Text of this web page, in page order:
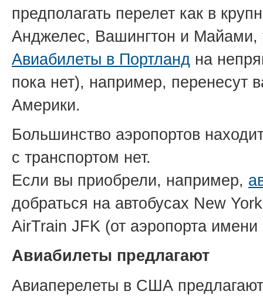
предполагать перелет как в
Анджелес, Вашингтон и Майами,
Авиабилеты в Портланд на
пока нет), например, перенесут
Америки.
Большинство аэропортов
с транспортом нет.
Если вы приобрели, например,
добраться на автобусах New
AirTrain JFK (от аэропорта
Авиабилеты предлагают
Авиаперелеты в США